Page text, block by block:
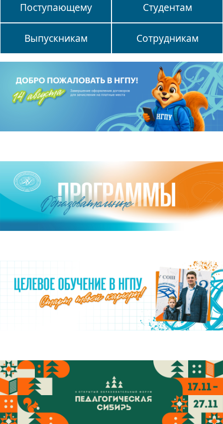
Поступающему Студентам
Выпускникам Сотрудникам